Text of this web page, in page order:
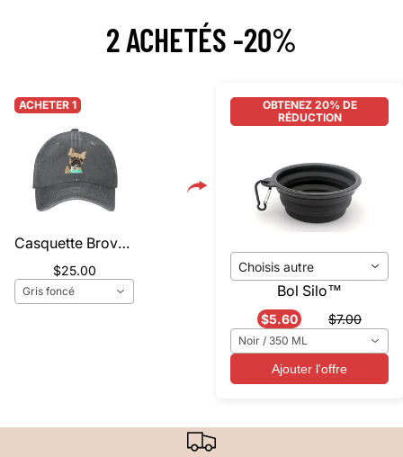
2 ACHETÉS -20%
ACHETER 1
Casquette Brovy™️
$25.00
Gris foncé
OBTENEZ 20% DE
RÉDUCTION
Choisis autre
Bol Silo™️
$5.60 $7.00
Noir / 350 ML
Ajouter l'offre